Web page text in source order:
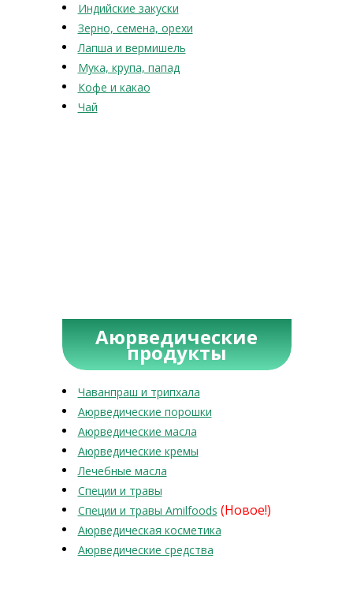
Индийские закуски
Зерно, семена, орехи
Лапша и вермишель
Мука, крупа, папад
Кофе и какао
Чай
Аюрведические
продукты
Чаванпраш и трипхала
Аюрведические порошки
Аюрведические масла
Аюрведические кремы
Лечебные масла
Специи и травы
Специи и травы Amilfoods (Новое!)
Аюрведическая косметика
Аюрведические средства